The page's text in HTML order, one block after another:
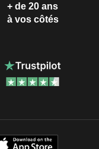
+ de 20 ans
à vos côtés